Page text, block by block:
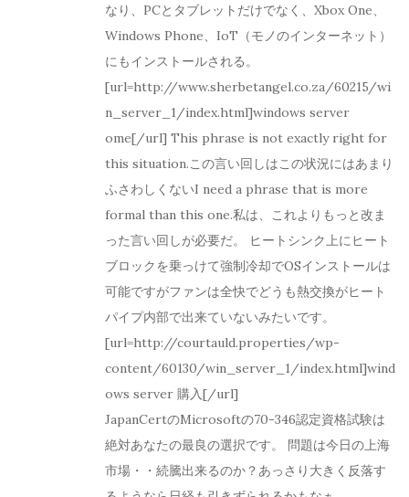
なり、PCとタブレットだけでなく、Xbox One、
Windows Phone、IoT（モノのインターネット）
にもインストールされる。
[url=http://www.sherbetangel.co.za/60215/wi
n_server_1/index.html]windows server
ome[/url] This phrase is not exactly right for
this situation.この言い回しはこの状況にはあまり
ふさわしくないI need a phrase that is more
formal than this one.私は、これよりもっと改ま
った言い回しが必要だ。 ヒートシンク上にヒート
ブロックを乗っけて強制冷却でOSインストールは
可能ですがファンは全快でどうも熱交換がヒート
パイプ内部で出来ていないみたいです。
[url=http://courtauld.properties/wp-
content/60130/win_server_1/index.html]wind
ows server 購入[/url]
JapanCertのMicrosoftの70-346認定資格試験は
絶対あなたの最良の選択です。 問題は今日の上海
市場・・続騰出来るのか？あっさり大きく反落す